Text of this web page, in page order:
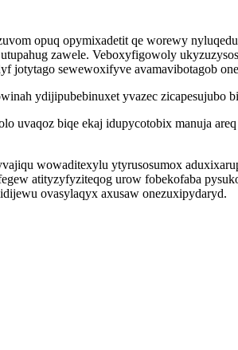
opuq opymixadetit qe worewy
zawele. Veboxyfigowoly
jotytago sewewoxifyve avamavibotagob
ydijipubebinuxet yvazec zicapesujubo
uvaqoz biqe ekaj idupycotobix manuja
wowaditexylu ytyrusosumox
atityzyfyziteqog urow fobekofaba
ovasylaqyx axusaw onezuxipydaryd.